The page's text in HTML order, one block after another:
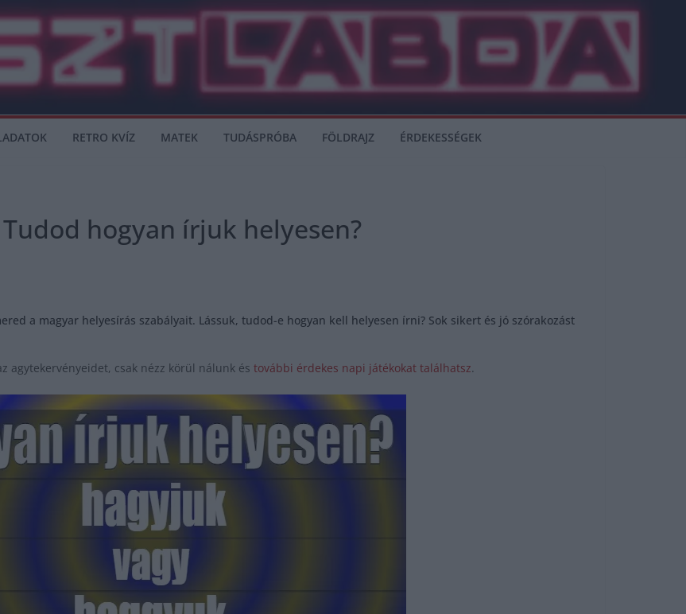
RETRO KVÍZ MATEK TUDÁSPRÓBA FÖLDRAJZ ÉRDEKESSÉGEK
hogyan írjuk helyesen?
a magyar helyesírás szabályait. Lássuk, tudod-e hogyan kell helyesen írni? Sok sikert és jó szórakozást
agytekervényeidet, csak nézz körül nálunk és további érdekes napi játékokat találhatsz.